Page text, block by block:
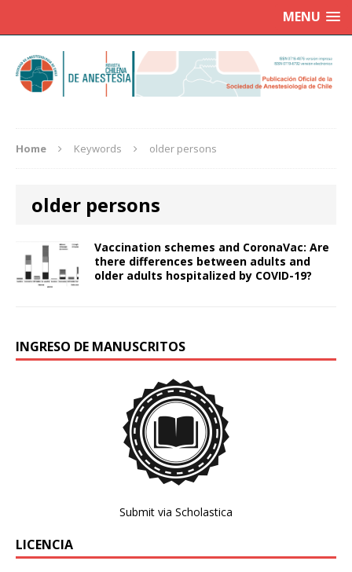
MENU
Home Keywords older persons
older persons
Vaccination schemes and CoronaVac: Are
there differences between adults and
older adults hospitalized by COVID-19?
INGRESO DE MANUSCRITOS
Submit via Scholastica
LICENCIA